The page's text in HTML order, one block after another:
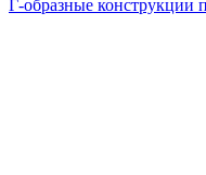
Г-образные конструкции